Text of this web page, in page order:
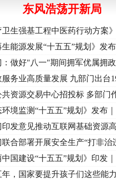
纪律..·[视频]牢记初心使命 奋进复兴征程
东风浩荡开新局
卫生强基工程中医药行动方案
生能源发展“十五五”规划》发
：做好"八一"期间拥军优属拥
服务业高质量发展 九部门出台
共资源交易中心招投标 多部门
环境监测“十五五”规划》发布
印发意见推动互联网基础资源
联合部署开展安全生产“打非治
中国建设“十五五”规划》印发
年，国家要提升孩子们这些能